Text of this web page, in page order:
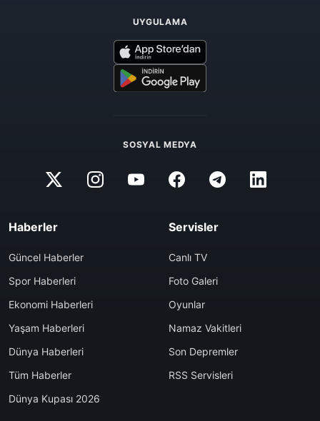
UYGULAMA
SOSYAL MEDYA
Haberler
Güncel Haberler
Spor Haberleri
Ekonomi Haberleri
Yaşam Haberleri
Dünya Haberleri
Tüm Haberler
Dünya Kupası 2026
Servisler
Canlı TV
Foto Galeri
Oyunlar
Namaz Vakitleri
Son Depremler
RSS Servisleri